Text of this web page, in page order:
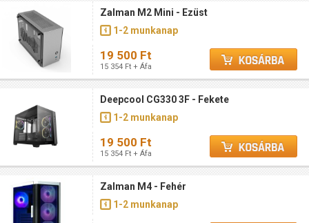
Zalman M2 Mini - Ezüst
1-2 munkanap
19 500 Ft
15 354 Ft + Áfa
Deepcool CG330 3F - Fekete
1-2 munkanap
19 500 Ft
15 354 Ft + Áfa
Zalman M4 - Fehér
1-2 munkanap